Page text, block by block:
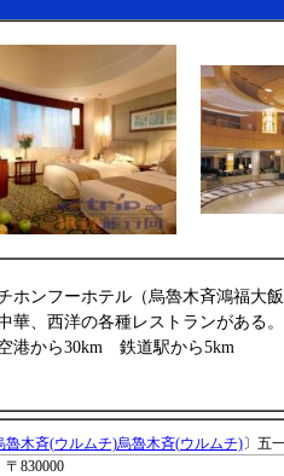
ホンフーホテル（烏魯木斉鴻福大
華、西洋の各種レストランがある
港から30km 鉄道駅から5km
魯木斉(ウルムチ)烏魯木斉(ウルムチ)〕五
〒830000